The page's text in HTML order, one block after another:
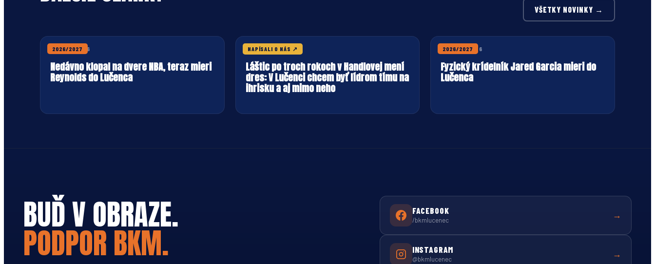
VŠETKY NOVINKY →
2026/2027
31. JÚLA 2026
Nedávno klopal na dvere NBA, teraz mieri
Reynolds do Lučenca
NAPÍSALI O NÁS ↗
30. JÚLA 2026
Láštic po troch rokoch v Handlovej mení
dres: V Lučenci chcem byť lídrom tímu na
ihrisku a aj mimo neho
2026/2027
22. JÚLA 2026
Fyzický krídelník Jared Garcia mieri do
Lučenca
BUĎ V OBRAZE.
PODPOR BKM.
FACEBOOK
/bkmlucenec →
INSTAGRAM
@bkmlucenec →